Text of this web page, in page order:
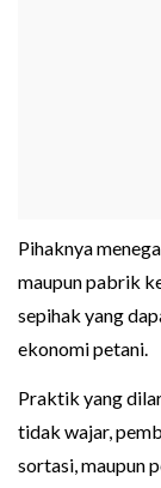
Pihaknya
maupun pabrik
sepihak yang
ekonomi petani.
Praktik yang
tidak wajar,
sortasi, maupun